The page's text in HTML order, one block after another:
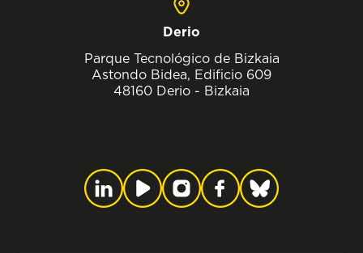
Derio
Parque Tecnológico de Bizkaia
Astondo Bidea, Edificio 609
48160 Derio - Bizkaia